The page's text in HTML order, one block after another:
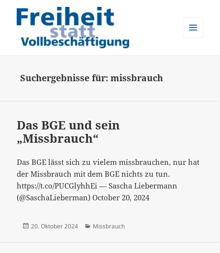
Suchergebnisse für: missbrauch
Das BGE und sein
„Missbrauch“
Das BGE lässt sich zu vielem missbrauchen, nur hat
der Missbrauch mit dem BGE nichts zu tun.
https://t.co/PUCGlyhhEi — Sascha Liebermann
(@SaschaLieberman) October 20, 2024
Veröffentlicht
20. Oktober 2024 Kategorien
Missbrauch